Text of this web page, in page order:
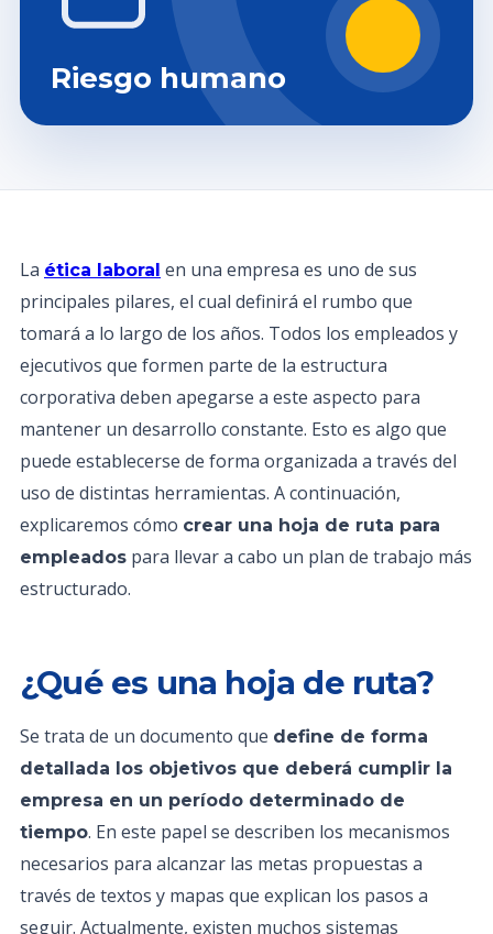
Riesgo humano
La ética laboral en una empresa es uno de sus
principales pilares, el cual definirá el rumbo que
tomará a lo largo de los años. Todos los empleados y
ejecutivos que formen parte de la estructura
corporativa deben apegarse a este aspecto para
mantener un desarrollo constante. Esto es algo que
puede establecerse de forma organizada a través del
uso de distintas herramientas. A continuación,
explicaremos cómo crear una hoja de ruta para
empleados para llevar a cabo un plan de trabajo más
estructurado.
¿Qué es una hoja de ruta?
Se trata de un documento que define de forma
detallada los objetivos que deberá cumplir la
empresa en un período determinado de
tiempo. En este papel se describen los mecanismos
necesarios para alcanzar las metas propuestas a
través de textos y mapas que explican los pasos a
seguir. Actualmente, existen muchos sistemas